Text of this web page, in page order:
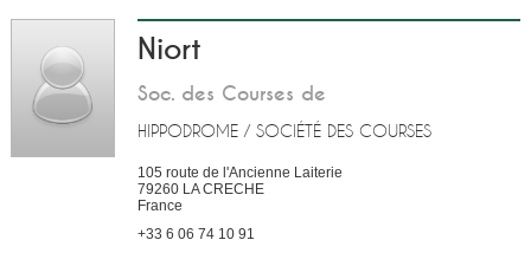
Niort
Soc. des Courses de
HIPPODROME / SOCIÉTÉ DES COURSES
105 route de l'Ancienne Laiterie
79260 LA CRECHE
France
+33 6 06 74 10 91